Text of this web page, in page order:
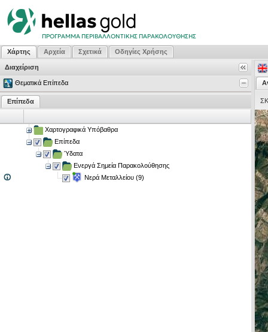
Χάρτης Αρχεία Σχετικά Οδηγίες Χρήσης
Διαχείριση
Θεματικά Επίπεδα
Επίπεδα
Χαρτογραφικά Υπόβαθρα
Επίπεδα
Ύδατα
Ενεργά Σημεία Παρακολούθησης
Νερά Μεταλλείου (9)